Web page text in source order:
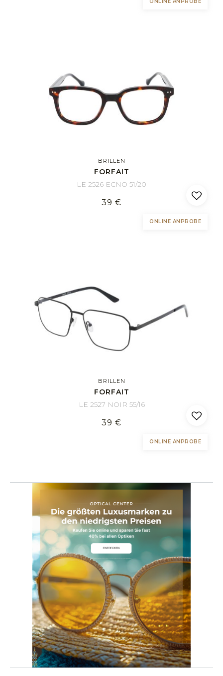
ONLINE ANPROBE
BRILLEN
FORFAIT
LE 2526 ECNO 51/20
39 €
ONLINE ANPROBE
BRILLEN
FORFAIT
LE 2527 NOIR 55/16
39 €
ONLINE ANPROBE